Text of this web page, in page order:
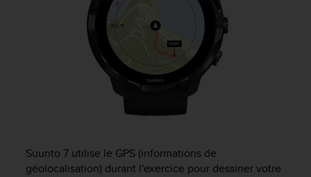
Suunto 7 utilise le GPS (informations de
géolocalisation) durant l'exercice pour dessiner votre